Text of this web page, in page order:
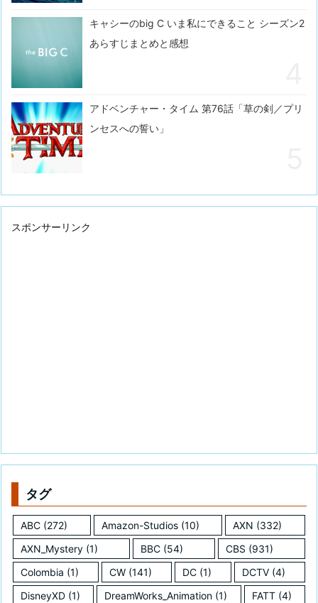
キャシーのbig C いま私にできること シーズン2
あらすじまとめと感想
アドベンチャー・タイム 第76話「草の剣／プリ
ンセスへの誓い」
スポンサーリンク
タグ
ABC (272) Amazon-Studios(10) AXN (332)
AXN_Mystery (1) BBC (54) CBS (931)
Colombia (1) CW (141) DC (1) DCTV (4)
DisneyXD (1) DreamWorks_Animation (1) FATT(4)